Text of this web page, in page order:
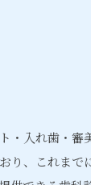
・入れ歯・審
り、これまで